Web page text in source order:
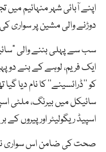
اپنےآبائیشہرمنہائیممیں
دوڑنےوالیمشینپرسواری
سب سے پہلی بننے والی
ایکفریم،لوہےکےبنےدو
کو’’ڈرائسینے‘‘کانامدیاگیا
سائیکلمیںبیرنگ،ملٹی
اسپیڈریگولیٹراورپیروںکے
صحتکیضامناسسواری